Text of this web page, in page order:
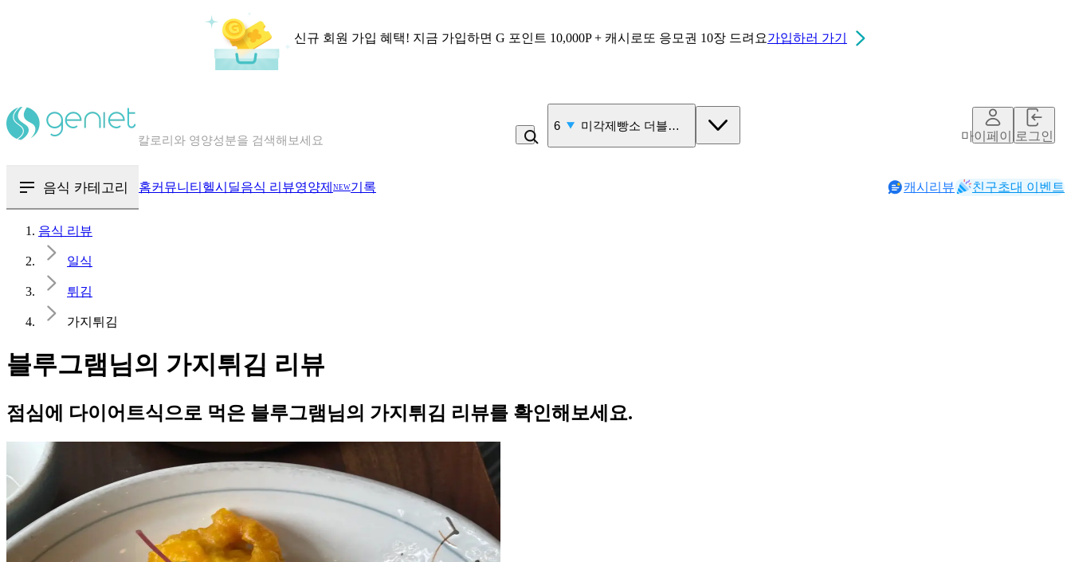
신규 회원 가입 혜택! 지금 가입하면 G 포인트 10,000P + 캐시로또 응모권 10장 드려요가입하러 가기
칼로리와 영양성분을 검색해보세요
7 삶은 계란
마이페이지로그인
음식 카테고리 홈커뮤니티 헬시딜음식 리뷰영양제 NEW기록 캐시리뷰 친구초대 이벤트
음식 리뷰
일식
튀김
가지튀김
블루그램님의 가지튀김 리뷰
점심에 다이어트식으로 먹은 블루그램님의 가지튀김 리뷰를 확인해보세요.